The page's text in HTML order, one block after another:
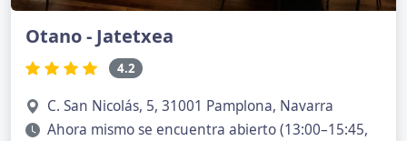
Otano - Jatetxea
4.2
C. San Nicolás, 5, 31001 Pamplona, Navarra
Ahora mismo se encuentra abierto (13:00–15:45,